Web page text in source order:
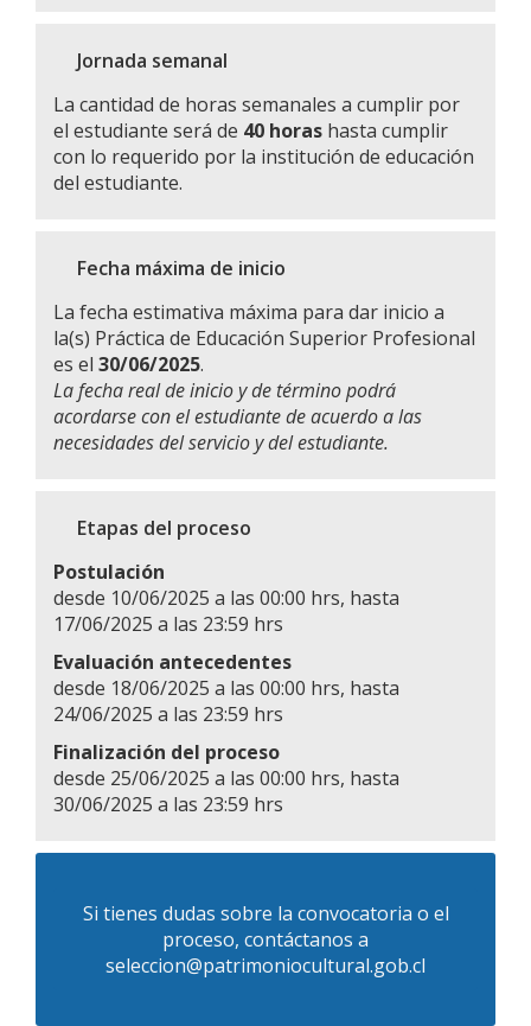
Jornada semanal
La cantidad de horas semanales a cumplir por
el estudiante será de 40 horas hasta cumplir
con lo requerido por la institución de educación
del estudiante.
Fecha máxima de inicio
La fecha estimativa máxima para dar inicio a
la(s) Práctica de Educación Superior Profesional
es el 30/06/2025.
La fecha real de inicio y de término podrá
acordarse con el estudiante de acuerdo a las
necesidades del servicio y del estudiante.
Etapas del proceso
Postulación
desde 10/06/2025 a las 00:00 hrs, hasta
17/06/2025 a las 23:59 hrs
Evaluación antecedentes
desde 18/06/2025 a las 00:00 hrs, hasta
24/06/2025 a las 23:59 hrs
Finalización del proceso
desde 25/06/2025 a las 00:00 hrs, hasta
30/06/2025 a las 23:59 hrs
Si tienes dudas sobre la convocatoria o el
proceso, contáctanos a
seleccion@patrimoniocultural.gob.cl